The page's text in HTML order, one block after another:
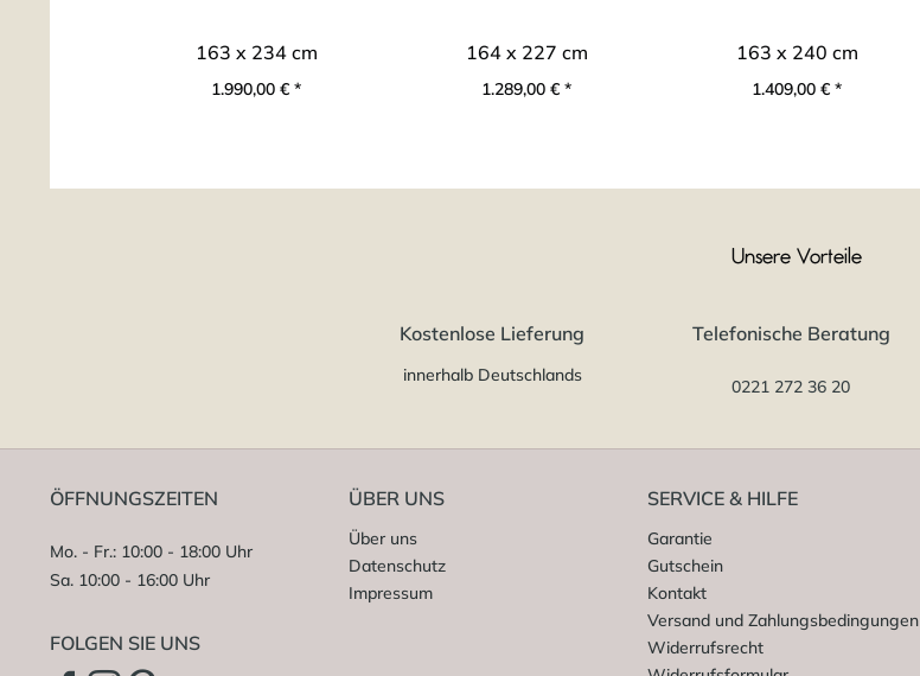
163 x 234 cm
1.990,00 € *
164 x 227 cm
1.289,00 € *
163 x 240 cm
1.409,00 € *
Unsere Vorteile
Kostenlose Lieferung
innerhalb Deutschlands
Telefonische Beratung
0221 272 36 20
ÖFFNUNGSZEITEN
Mo. - Fr.: 10:00 - 18:00 Uhr
Sa. 10:00 - 16:00 Uhr
FOLGEN SIE UNS
ÜBER UNS
Über uns
Datenschutz
Impressum
SERVICE & HILFE
Garantie
Gutschein
Kontakt
Versand und Zahlungsbedingungen
Widerrufsrecht